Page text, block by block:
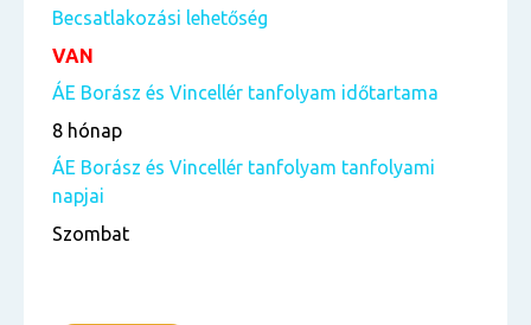
Becsatlakozási lehetőség
VAN
ÁE Borász és Vincellér tanfolyam időtartama
8 hónap
ÁE Borász és Vincellér tanfolyam tanfolyami
napjai
Szombat